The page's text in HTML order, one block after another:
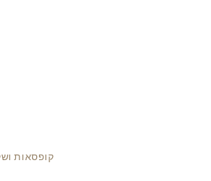
קופסאות